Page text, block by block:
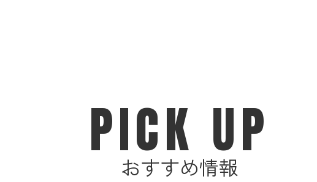
PICK UP
おすすめ情報